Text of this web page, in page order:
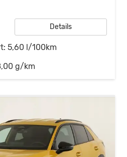
Details
5,60 l/100km
g/km